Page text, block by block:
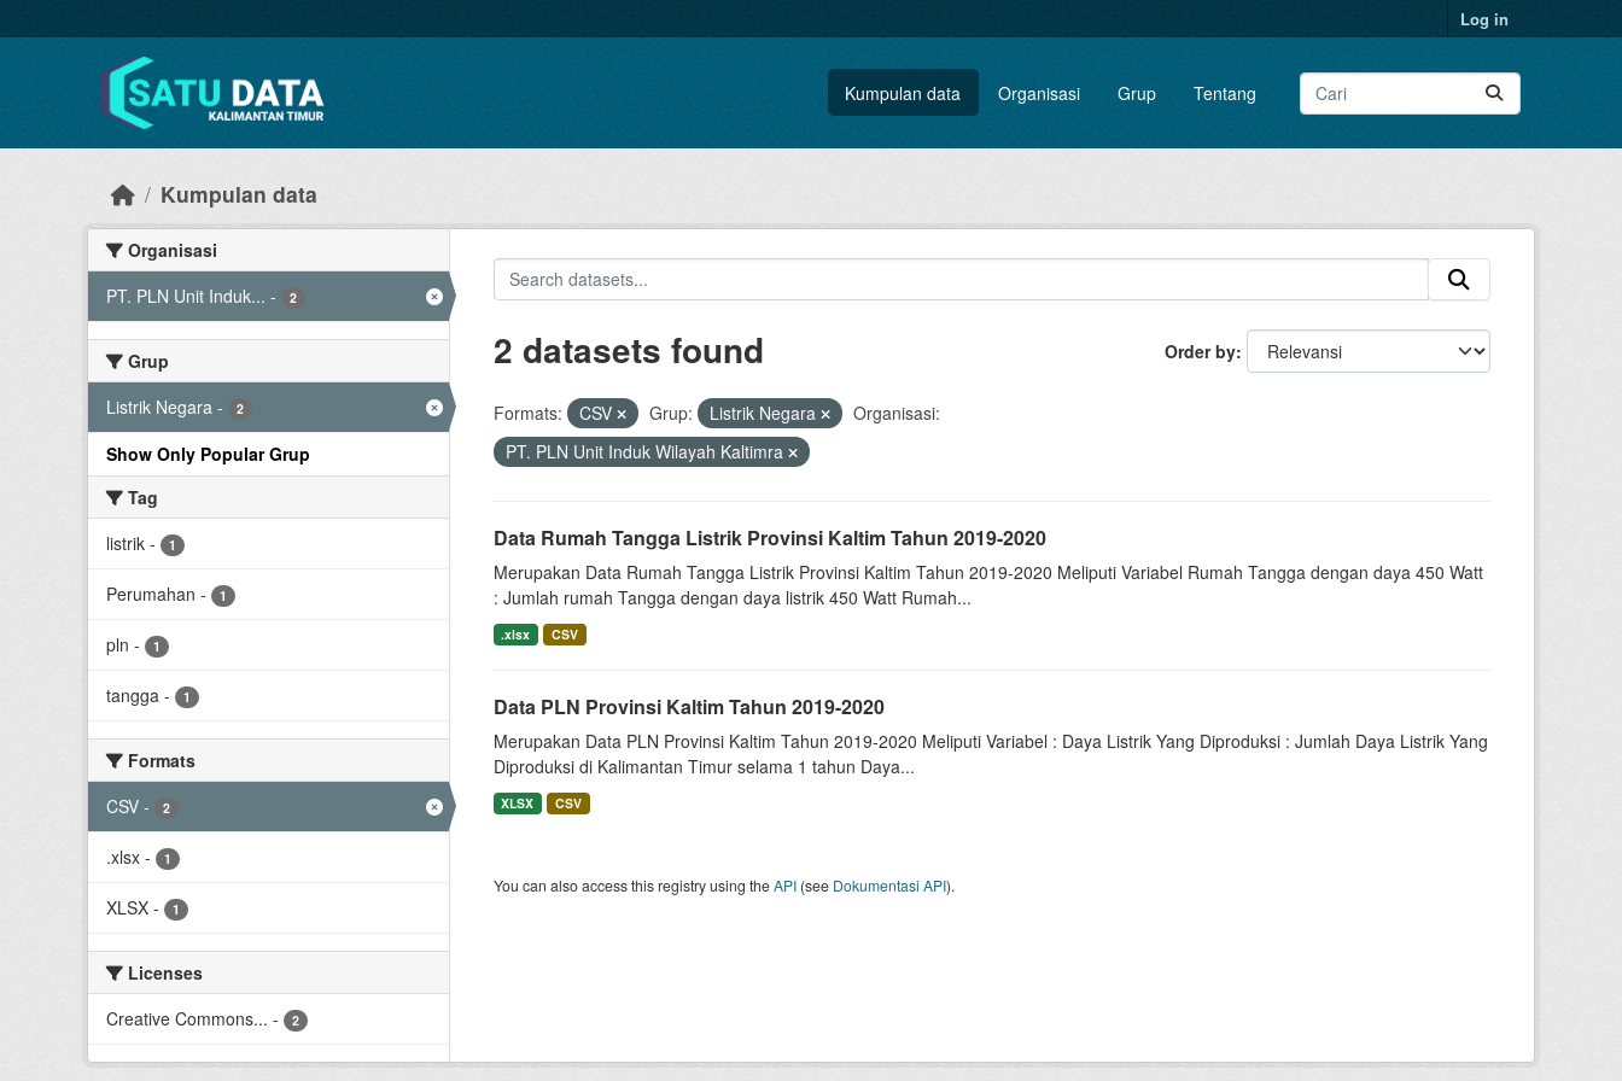
Log in
Kumpulan data Organisasi Grup Tentang
Kumpulan data
Organisasi
PT. PLN Unit Induk... - 2
Grup
Listrik Negara - 2
Show Only Popular Grup
Tag
listrik - 1
Perumahan - 1
pln - 1
tangga - 1
Formats
CSV - 2
.xlsx - 1
XLSX - 1
Licenses
Creative Commons... - 2
Order by
2 datasets found
Formats: CSV Grup: Listrik Negara
Organisasi:
PT. PLN Unit Induk Wilayah Kaltimra
Data Rumah Tangga Listrik Provinsi Kaltim Tahun 2019-2020
Merupakan Data Rumah Tangga Listrik Provinsi Kaltim Tahun 2019-2020 Meliputi Variabel Rumah Tangga dengan daya 450 Watt
: Jumlah rumah Tangga dengan daya listrik 450 Watt Rumah...
.xlsx CSV
Data PLN Provinsi Kaltim Tahun 2019-2020
Merupakan Data PLN Provinsi Kaltim Tahun 2019-2020 Meliputi Variabel : Daya Listrik Yang Diproduksi : Jumlah Daya Listrik Yang
Diproduksi di Kalimantan Timur selama 1 tahun Daya...
XLSX CSV
You can also access this registry using theAPI(see Dokumentasi API).